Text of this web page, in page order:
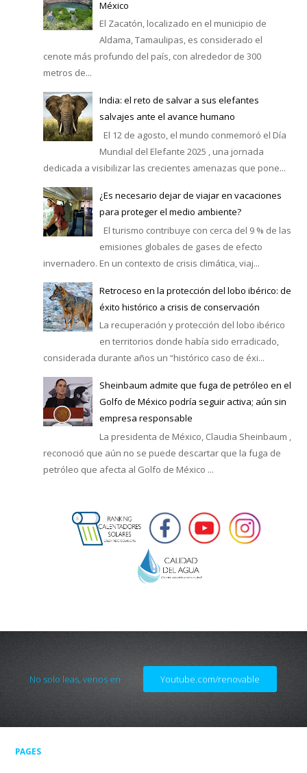
México
El Zacatón, localizado en el municipio de
Aldama, Tamaulipas, es considerado el
cenote más profundo del país, con alrededor de 300
metros de...
India: el reto de salvar a sus elefantes
salvajes ante el avance humano
El 12 de agosto, el mundo conmemoró el Día
Mundial del Elefante 2025 , una jornada
dedicada a visibilizar las crecientes amenazas que pone...
¿Es necesario dejar de viajar en vacaciones
para proteger el medio ambiente?
El turismo contribuye con cerca del 9 % de las
emisiones globales de gases de efecto
invernadero. En un contexto de crisis climática, viaj...
Retroceso en la protección del lobo ibérico: de
éxito histórico a crisis de conservación
La recuperación y protección del lobo ibérico
en territorios donde había sido erradicado,
considerada durante años un “histórico caso de éxi...
Sheinbaum admite que fuga de petróleo en el
Golfo de México podría seguir activa; aún sin
empresa responsable
La presidenta de México, Claudia Sheinbaum ,
reconoció que aún no se puede descartar que la fuga de
petróleo que afecta al Golfo de México ...
No solo leas, venos en Youtube.com/renovable
PAGES